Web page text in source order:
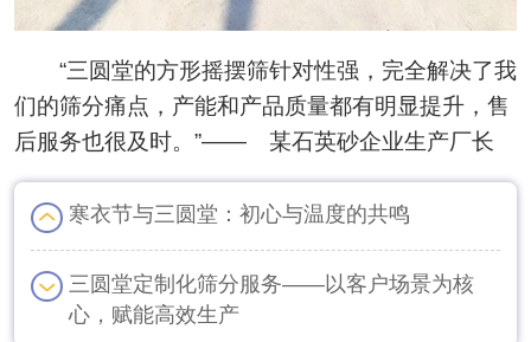
“三圆堂的方形摇摆筛针对性强，完全解决了我
们的筛分痛点，产能和产品质量都有明显提升，售
后服务也很及时。”—— 某石英砂企业生产厂长
寒衣节与三圆堂：初心与温度的共鸣
三圆堂定制化筛分服务——以客户场景为核
心，赋能高效生产